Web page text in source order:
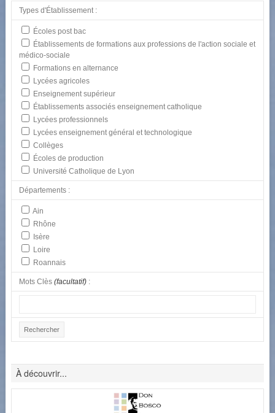
Types d'Établissement :
Écoles post bac
Établissements de formations aux professions de l'action sociale et
médico-sociale
Formations en alternance
Lycées agricoles
Enseignement supérieur
Établissements associés enseignement catholique
Lycées professionnels
Lycées enseignement général et technologique
Collèges
Écoles de production
Université Catholique de Lyon
Départements :
Ain
Rhône
Isère
Loire
Roannais
Mots Clès (facultatif):
À découvrir...